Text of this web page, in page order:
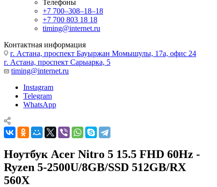
Телефоны
+7 700‒308‒18‒18
+7 700 803 18 18
timing@internet.ru
Контактная информация
г. Астана, проспект Бауыржан Момышулы, 17а, офис 24
г. Астана, проспект Сарыарка, 5
timing@internet.ru
Instagram
Telegram
WhatsApp
Ноутбук Acer Nitro 5 15.5 FHD 60Hz -
Ryzen 5-2500U/8GB/SSD 512GB/RX
560X